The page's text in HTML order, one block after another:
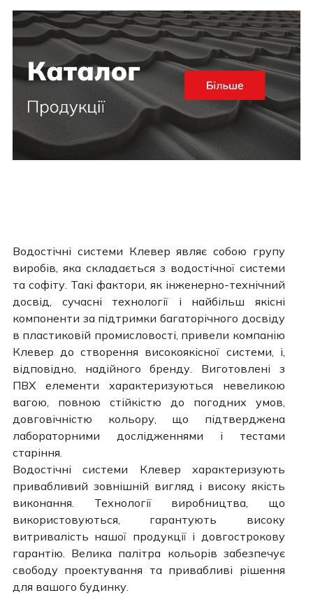
Водостічні системи Клевер являє собою групу
виробів, яка складається з водостічної системи
та софіту. Такі фактори, як інженерно-технічний
досвід, сучасні технології і найбільш якісні
компоненти за підтримки багаторічного досвіду
в пластиковій промисловості, привели компанію
Клевер до створення високоякісної системи, і,
відповідно, надійного бренду. Виготовлені з
ПВХ елементи характеризуються невеликою
вагою, повною стійкістю до погодних умов,
довговічністю кольору, що підтверджена
лабораторними дослідженнями і тестами
старіння.
Водостічні системи Клевер характеризують
привабливий зовнішній вигляд і високу якість
виконання. Технології виробництва, що
використовуються, гарантують високу
витривалість нашої продукції і довгострокову
гарантію. Велика палітра кольорів забезпечує
свободу проектування та привабливі рішення
для вашого будинку.